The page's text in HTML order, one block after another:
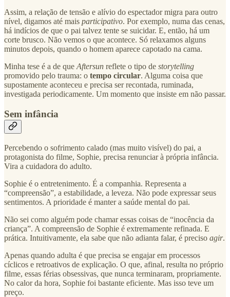
Assim, a relação de tensão e alívio do espectador migra para outro
nível, digamos até mais participativo. Por exemplo, numa das cenas,
há indícios de que o pai talvez tente se suicidar. E, então, há um
corte brusco. Não vemos o que acontece. Só relaxamos alguns
minutos depois, quando o homem aparece capotado na cama.
Minha tese é a de queAftersun reflete o tipo de storytelling
promovido pelo trauma: o tempo circular. Alguma coisa que
supostamente aconteceu e precisa ser recontada, ruminada,
investigada periodicamente. Um momento que insiste em não passar.
Sem infância
Percebendo o sofrimento calado (mas muito visível) do pai, a
protagonista do filme, Sophie, precisa renunciar à própria infância.
Vira a cuidadora do adulto.
Sophie é o entretenimento. É a companhia. Representa a
“compreensão”, a estabilidade, a leveza. Não pode expressar seus
sentimentos. A prioridade é manter a saúde mental do pai.
Não sei como alguém pode chamar essas coisas de “inocência da
criança”. A compreensão de Sophie é extremamente refinada. E
prática. Intuitivamente, ela sabe que não adianta falar, é preciso agir.
Apenas quando adulta é que precisa se engajar em processos
cíclicos e retroativos de explicação. O que, afinal, resulta no próprio
filme, essas férias obsessivas, que nunca terminaram, propriamente.
No calor da hora, Sophie foi bastante eficiente. Mas isso teve um
preço.